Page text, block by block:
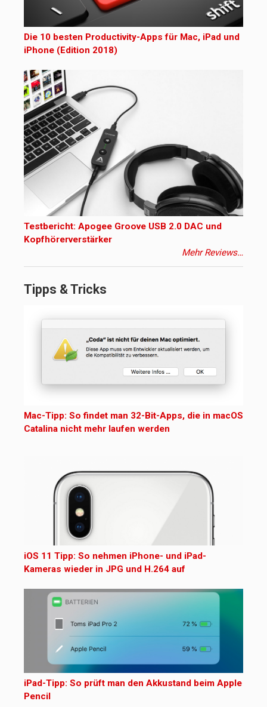
Die 10 besten Productivity-Apps für Mac, iPad und
iPhone (Edition 2018)
Testbericht: Apogee Groove USB 2.0 DAC und
Kopfhörerverstärker
Mehr Reviews…
Tipps & Tricks
Mac-Tipp: So findet man 32-Bit-Apps, die in macOS
Catalina nicht mehr laufen werden
iOS 11 Tipp: So nehmen iPhone- und iPad-
Kameras wieder in JPG und H.264 auf
iPad-Tipp: So prüft man den Akkustand beim Apple
Pencil